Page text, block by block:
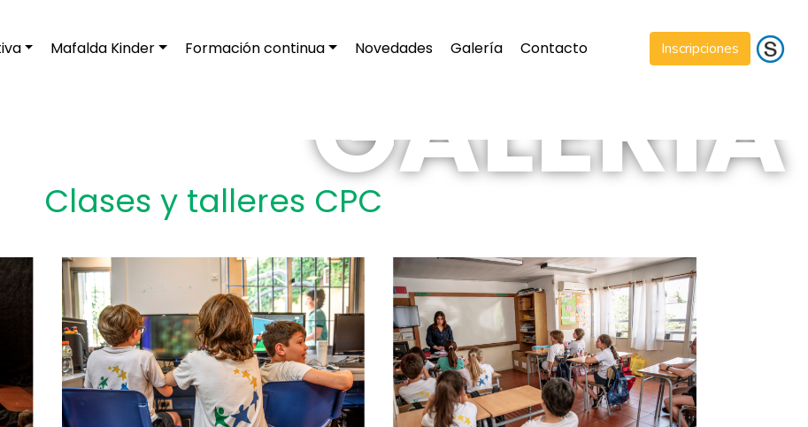
Mafalda Kinder Formación continua Novedades Galería Contacto Inscripciones
GALERÍA
Clases y talleres CPC